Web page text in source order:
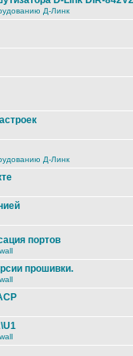
Д-Линк
Д-Линк
портов
прошивки.